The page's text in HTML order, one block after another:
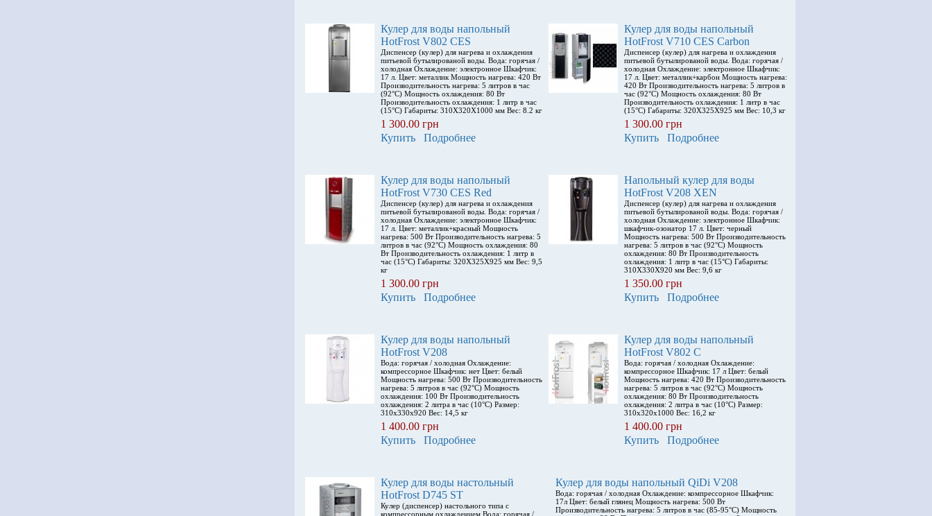
Кулер для воды напольный
HotFrost V802 CES
Диспенсер (кулер) для нагрева и охлаждения
питьевой бутылированой воды. Вода: горячая /
холодная Охлаждение: электронное Шкафчик:
17 л. Цвет: металлик Мощность нагрева: 420 Вт
Производительность нагрева: 5 литров в час
(92°С) Мощность охлаждения: 80 Вт
Производительность охлаждения: 1 литр в час
(15°С) Габариты: 310X320X1000 мм Вес: 8.2 кг
1 300.00 грн
Купить
Подробнее
Кулер для воды напольный
HotFrost V710 CES Carbon
Диспенсер (кулер) для нагрева и охлаждения
питьевой бутылированой воды. Вода: горячая /
холодная Охлаждение: электронное Шкафчик:
17 л. Цвет: металлик+карбон Мощность нагрева:
420 Вт Производительность нагрева: 5 литров в
час (92°С) Мощность охлаждения: 80 Вт
Производительность охлаждения: 1 литр в час
(15°С) Габариты: 320X325X925 мм Вес: 10,3 кг
1 300.00 грн
Купить
Подробнее
Кулер для воды напольный
HotFrost V730 CES Red
Диспенсер (кулер) для нагрева и охлаждения
питьевой бутылированой воды. Вода: горячая /
холодная Охлаждение: электронное Шкафчик:
17 л. Цвет: металлик+красный Мощность
нагрева: 500 Вт Производительность нагрева: 5
литров в час (92°С) Мощность охлаждения: 80
Вт Производительность охлаждения: 1 литр в
час (15°С) Габариты: 320X325X925 мм Вес: 9,5
кг
1 300.00 грн
Купить
Подробнее
Напольный кулер для воды
HotFrost V208 XEN
Диспенсер (кулер) для нагрева и охлаждения
питьевой бутылированой воды. Вода: горячая /
холодная Охлаждение: электронное Шкафчик:
шкафчик-озонатор 17 л. Цвет: черный
Мощность нагрева: 500 Вт Производительность
нагрева: 5 литров в час (92°С) Мощность
охлаждения: 80 Вт Производительность
охлаждения: 1 литр в час (15°С) Габариты:
310X330X920 мм Вес: 9,6 кг
1 350.00 грн
Купить
Подробнее
Кулер для воды напольный
HotFrost V208
Вода: горячая / холодная Охлаждение:
компрессорное Шкафчик: нет Цвет: белый
Мощность нагрева: 500 Вт Производительность
нагрева: 5 литров в час (92°С) Мощность
охлаждения: 100 Вт Производительность
охлаждения: 2 литра в час (10°С) Размер:
310x330x920 Вес: 14,5 кг
1 400.00 грн
Купить
Подробнее
Кулер для воды напольный
HotFrost V802 С
Вода: горячая / холодная Охлаждение:
компрессорное Шкафчик: 17 л Цвет: белый
Мощность нагрева: 420 Вт Производительность
нагрева: 5 литров в час (92°С) Мощность
охлаждения: 80 Вт Производительность
охлаждения: 2 литра в час (10°С) Размер:
310x320x1000 Вес: 16,2 кг
1 400.00 грн
Купить
Подробнее
Кулер для воды настольный
HotFrost D745 ST
Кулер (диспенсер) настольного типа с
компрессорным охлаждением Вода: горячая /
Кулер для воды напольный QiDi V208
Вода: горячая / холодная Охлаждение: компрессорное Шкафчик:
17л Цвет: белый глянец Мощность нагрева: 500 Вт
Производительность нагрева: 5 литров в час (85-95°С) Мощность